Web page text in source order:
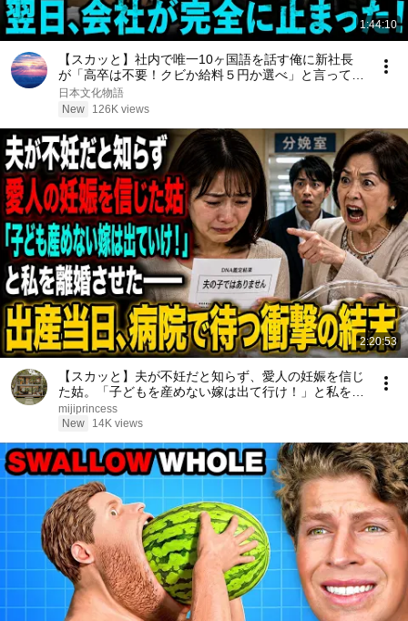
1:44:10
【スカッと】社内で唯一10ヶ国語を話す俺に新社長
が「高卒は不要！クビか給料５円か選べ」と言ってき
た。そのまま辞めた結果
日本文化物語
New
126K views
2:20:53
【スカッと】夫が不妊だと知らず、愛人の妊娠を信じ
た姑。「子どもを産めない嫁は出て行け！」と私を離
婚させた――出産当日、病院で待っていたのは想像も
しない結末だった……。
mijiprincess
New
14K views